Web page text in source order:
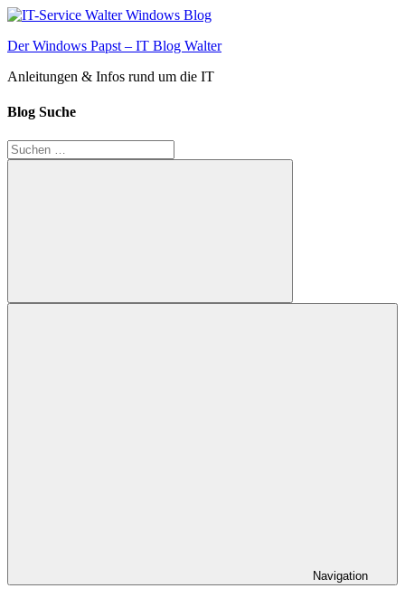
Zum
springen
Der Windows Papst – IT Blog Walter
Anleitungen & Infos rund um die IT
Blog Suche
Suchen
nach:
Suchen
Navigation